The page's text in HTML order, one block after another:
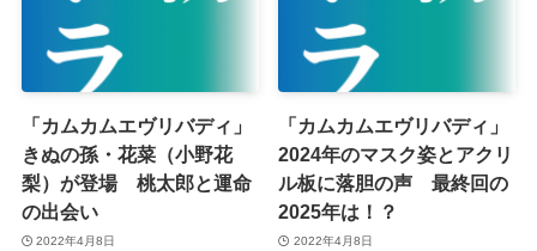
「カムカムエヴリバディ」
きぬの孫・花菜（小野花
梨）が登場 桃太郎と運命
の出会い
2022年4月8日
「カムカムエヴリバディ」
2024年のマスク姿とアクリ
ル板に落胆の声 最終回の
2025年は！？
2022年4月8日